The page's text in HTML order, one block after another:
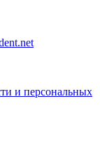
и персональных